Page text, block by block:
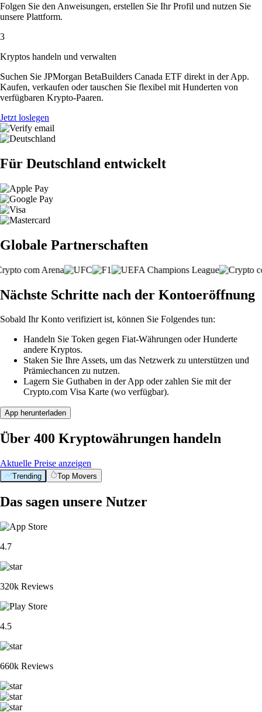
Folgen Sie den Anweisungen, erstellen Sie Ihr Profil und nutzen Sie
unsere Plattform.
3
Kryptos handeln und verwalten
Suchen Sie JPMorgan BetaBuilders Canada ETF direkt in der App.
Kaufen, verkaufen oder tauschen Sie flexibel mit Hunderten von
verfügbaren Krypto-Paaren.
Jetzt loslegen
Für Deutschland entwickelt
Globale Partnerschaften
Nächste Schritte nach der Kontoeröffnung
Sobald Ihr Konto verifiziert ist, können Sie Folgendes tun:
Handeln Sie Token gegen Fiat-Währungen oder Hunderte
andere Kryptos.
Staken Sie Ihre Assets, um das Netzwerk zu unterstützen und
Prämiechancen zu nutzen.
Lagern Sie Guthaben in der App oder zahlen Sie mit der
Crypto.com Visa Karte (wo verfügbar).
App herunterladen
Über 400 Kryptowährungen handeln
Aktuelle Preise anzeigen
Trending Top Movers
Das sagen unsere Nutzer
4.7
320k Reviews
4.5
660k Reviews